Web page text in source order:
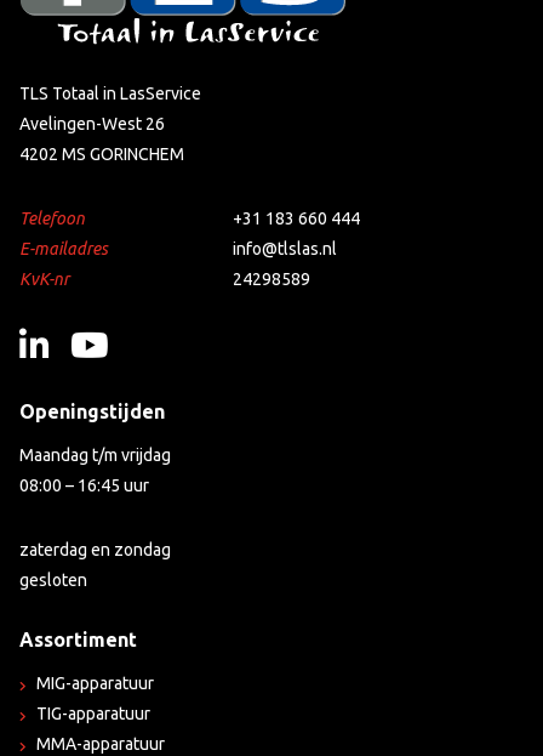
TLS Totaal in LasService
Avelingen-West 26
4202 MS GORINCHEM
Telefoon
+31 183 660 444
E-mailadres
info@tlslas.nl
KvK-nr
24298589
Openingstijden
Maandag t/m vrijdag
08:00 – 16:45 uur
zaterdag en zondag
gesloten
Assortiment
MIG-apparatuur
TIG-apparatuur
MMA-apparatuur